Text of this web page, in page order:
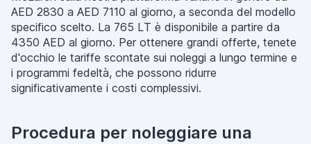
AED 2830 a AED 7110 al giorno, a seconda del modello
specifico scelto. La 765 LT è disponibile a partire da
4350 AED al giorno. Per ottenere grandi offerte, tenete
d'occhio le tariffe scontate sui noleggi a lungo termine e
i programmi fedeltà, che possono ridurre
significativamente i costi complessivi.
Procedura per noleggiare una